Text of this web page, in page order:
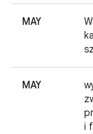
MAY
MAY
i